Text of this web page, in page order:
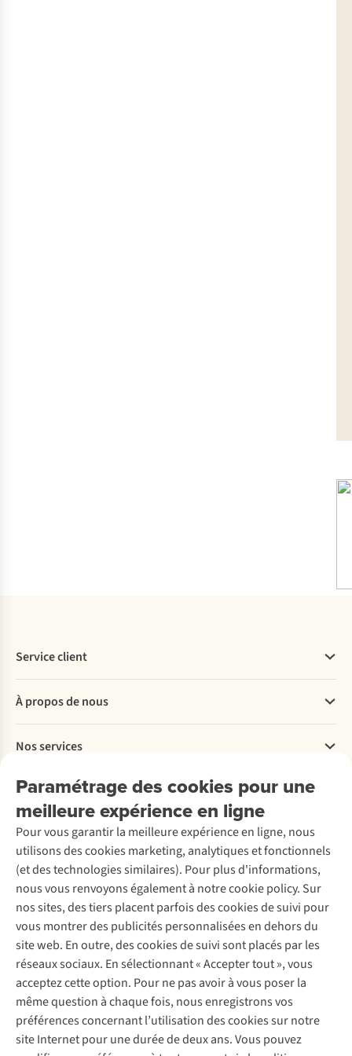
Paramétrage des cookies pour une
meilleure expérience en ligne
Pour vous garantir la meilleure expérience en ligne, nous
utilisons des cookies marketing, analytiques et fonctionnels
(et des technologies similaires). Pour plus d'informations,
nous vous renvoyons également à notre cookie policy. Sur
nos sites, des tiers placent parfois des cookies de suivi pour
vous montrer des publicités personnalisées en dehors du
site web. En outre, des cookies de suivi sont placés par les
réseaux sociaux. En sélectionnant « Accepter tout », vous
acceptez cette option. Pour ne pas avoir à vous poser la
même question à chaque fois, nous enregistrons vos
préférences concernant l’utilisation des cookies sur notre
site Internet pour une durée de deux ans. Vous pouvez
Service client
Commander
Payer
Livraison
Rétractation d'une commande
Entretien & réparations
Garantie
Contactez-nous
À propos de nous
Explore More
À propos d’Ayacucho
Nos magasins
À propos d’A.S.Adventure
Déclaration d'accessibilité
Nos services
Location / Location sports d’hiver
Entretien de ski
Service de lavage
Entretien de chaussures
Réparation de chaussures
Réparation de vêtements
Retouches
Pour les entreprises
Découvrez
A.S.Magazine
Explore Camp
Gear Check
Expertise & conseils
Abonnez-vous à la newsletter
Suivez-nous
Mentions légales Politique de confidentialité